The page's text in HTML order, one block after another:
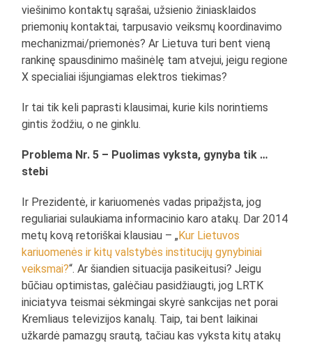
viešinimo kontaktų sąrašai, užsienio žiniasklaidos
priemonių kontaktai, tarpusavio veiksmų koordinavimo
mechanizmai/priemonės? Ar Lietuva turi bent vieną
rankinę spausdinimo mašinėlę tam atvejui, jeigu regione
X specialiai išjungiamas elektros tiekimas?
Ir tai tik keli paprasti klausimai, kurie kils norintiems
gintis žodžiu, o ne ginklu.
Problema Nr. 5 – Puolimas vyksta, gynyba tik …
stebi
Ir Prezidentė, ir kariuomenės vadas pripažįsta, jog
reguliariai sulaukiama informacinio karo atakų. Dar 2014
metų kovą retoriškai klausiau – „Kur Lietuvos
kariuomenės ir kitų valstybės institucijų gynybiniai
veiksmai?“. Ar šiandien situacija pasikeitusi? Jeigu
būčiau optimistas, galėčiau pasidžiaugti, jog LRTK
iniciatyva teismai sėkmingai skyrė sankcijas net porai
Kremliaus televizijos kanalų. Taip, tai bent laikinai
užkardė pamazgų srautą, tačiau kas vyksta kitų atakų